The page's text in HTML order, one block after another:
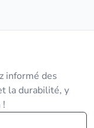
informé des
la durabilité, y